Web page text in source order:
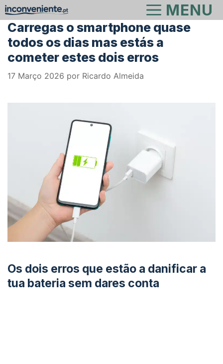
Saltar
para
conteúdo
MENU
Carregas o smartphone quase
todos os dias mas estás a
cometer estes dois erros
17 Março 2026 por Ricardo Almeida
Os dois erros que estão a danificar a
tua bateria sem dares conta